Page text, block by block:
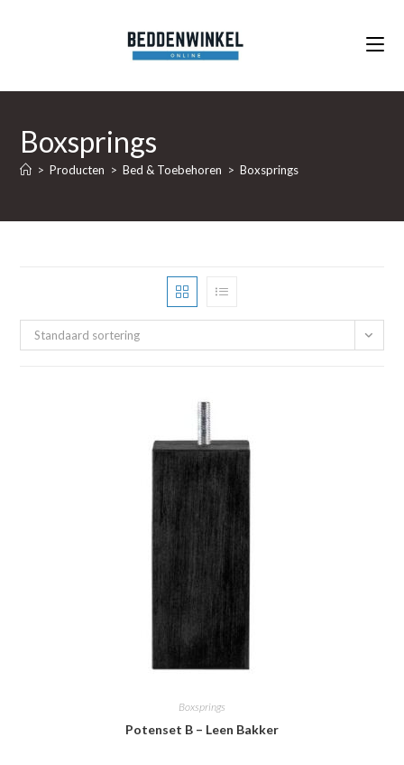
Boxsprings
> Producten > Bed & Toebehoren > Boxsprings
Standaard sortering
Boxsprings
Potenset B – Leen Bakker